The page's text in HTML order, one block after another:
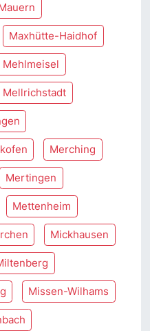
Maxhütte-Haidhof
Mehlmeisel
Mellrichstadt
Merching
Mertingen
Mettenheim
Mickhausen
Missen-Wilhams